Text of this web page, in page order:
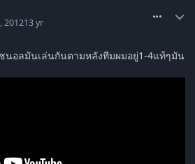
201213 yr
นอลมันเล่นกันตามหลังทีมผมอยู่1-4แท้ๆมัน